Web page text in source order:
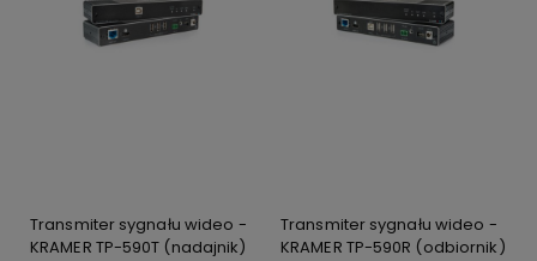
Transmiter sygnału wideo -
KRAMER TP-590T (nadajnik)
Transmiter sygnału wideo -
KRAMER TP-590R (odbiornik)